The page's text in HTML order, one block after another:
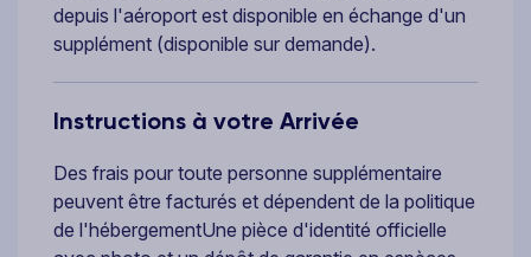
depuis l'aéroport est disponible en échange d'un
supplément (disponible sur demande).
Instructions à votre Arrivée
Des frais pour toute personne supplémentaire
peuvent être facturés et dépendent de la politique
de l'hébergementUne pièce d'identité officielle